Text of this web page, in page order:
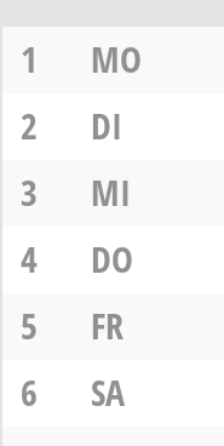
1
MO
2
DI
3
MI
4
DO
5
FR
6
SA